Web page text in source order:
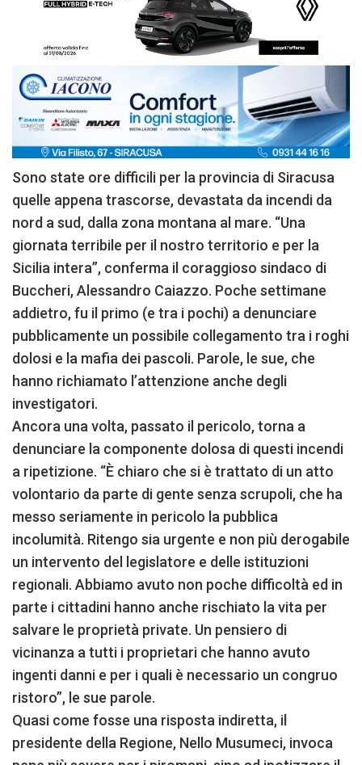
Sono state ore difficili per la provincia di Siracusa
quelle appena trascorse, devastata da incendi da
nord a sud, dalla zona montana al mare. “Una
giornata terribile per il nostro territorio e per la
Sicilia intera”, conferma il coraggioso sindaco di
Buccheri, Alessandro Caiazzo. Poche settimane
addietro, fu il primo (e tra i pochi) a denunciare
pubblicamente un possibile collegamento tra i roghi
dolosi e la mafia dei pascoli. Parole, le sue, che
hanno richiamato l’attenzione anche degli
investigatori.
Ancora una volta, passato il pericolo, torna a
denunciare la componente dolosa di questi incendi
a ripetizione. “È chiaro che si è trattato di un atto
volontario da parte di gente senza scrupoli, che ha
messo seriamente in pericolo la pubblica
incolumità. Ritengo sia urgente e non più derogabile
un intervento del legislatore e delle istituzioni
regionali. Abbiamo avuto non poche difficoltà ed in
parte i cittadini hanno anche rischiato la vita per
salvare le proprietà private. Un pensiero di
vicinanza a tutti i proprietari che hanno avuto
ingenti danni e per i quali è necessario un congruo
ristoro”, le sue parole.
Quasi come fosse una risposta indiretta, il
presidente della Regione, Nello Musumeci, invoca